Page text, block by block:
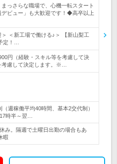
まっさらな職場で、心機一転スタート
デビュー」も大歓迎です！◆高卒以上
＜新工場で働ける♪＞ 【新山梨工
定！…
円（経験・スキル等を考慮して決
慮して決定します。※…
週稼働平均40時間、基本2交代制）
時半～翌…
み。隔週で土曜日出勤の場合もあ
暇